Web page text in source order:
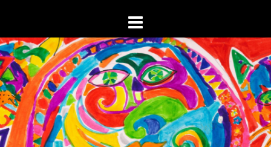
キ
ッ
プ